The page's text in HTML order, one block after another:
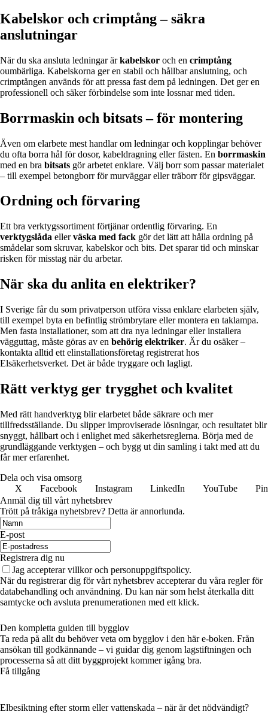
Kabelskor och crimptång – säkra
anslutningar
När du ska ansluta ledningar ärkabelskor och en crimptång
oumbärliga. Kabelskorna ger en stabil och hållbar anslutning, och
crimptången används för att pressa fast dem på ledningen. Det ger en
professionell och säker förbindelse som inte lossnar med tiden.
Borrmaskin och bitsats – för montering
Även om elarbete mest handlar om ledningar och kopplingar behöver
du ofta borra hål för dosor, kabeldragning eller fästen. En borrmaskin
med en bra bitsats gör arbetet enklare. Välj borr som passar materialet
– till exempel betongborr för murväggar eller träborr för gipsväggar.
Ordning och förvaring
Ett bra verktygssortiment förtjänar ordentlig förvaring. En
verktygslåda ellerväska med fack gör det lätt att hålla ordning på
smådelar som skruvar, kabelskor och bits. Det sparar tid och minskar
risken för misstag när du arbetar.
När ska du anlita en elektriker?
I Sverige får du som privatperson utföra vissa enklare elarbeten själv,
till exempel byta en befintlig strömbrytare eller montera en taklampa.
Men fasta installationer, som att dra nya ledningar eller installera
vägguttag, måste göras av en behörig elektriker. Är du osäker –
kontakta alltid ett elinstallationsföretag registrerat hos
Elsäkerhetsverket. Det är både tryggare och lagligt.
Rätt verktyg ger trygghet och kvalitet
Med rätt handverktyg blir elarbetet både säkrare och mer
tillfredsställande. Du slipper improviserade lösningar, och resultatet blir
snyggt, hållbart och i enlighet med säkerhetsreglerna. Börja med de
grundläggande verktygen – och bygg ut din samling i takt med att du
får mer erfarenhet.
Dela och visa omsorg
X
Facebook Instagram LinkedIn YouTube
Anmäl dig till vårt nyhetsbrev
Trött på tråkiga nyhetsbrev? Detta är annorlunda.
E-post
Registrera dig nu
Jag accepterar villkor och personuppgiftspolicy.
När du registrerar dig för vårt nyhetsbrev accepterar du våra regler för
databehandling och användning. Du kan när som helst återkalla ditt
samtycke och avsluta prenumerationen med ett klick.
Den kompletta guiden till bygglov
Ta reda på allt du behöver veta om bygglov i den här e-boken. Från
ansökan till godkännande – vi guidar dig genom lagstiftningen och
processerna så att ditt byggprojekt kommer igång bra.
Få tillgång
Elbesiktning efter storm eller vattenskada – när är det nödvändigt?